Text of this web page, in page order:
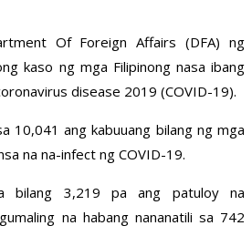
Of Foreign Affairs (DFA) ng
kaso ng mga Filipinong nasa ibang
disease 2019 (COVID-19).
10,041 ang kabuuang bilang ng mga
na na-infect ng COVID-19.
bilang 3,219 pa ang patuloy na
na habang nananatili sa 742